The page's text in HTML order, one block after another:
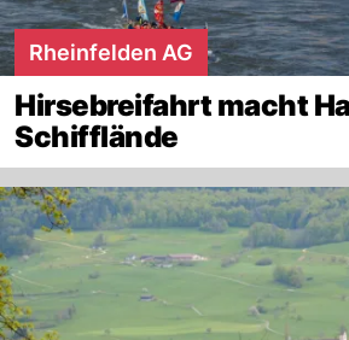
Rheinfelden AG
Hirsebreifahrt macht
Schifflände